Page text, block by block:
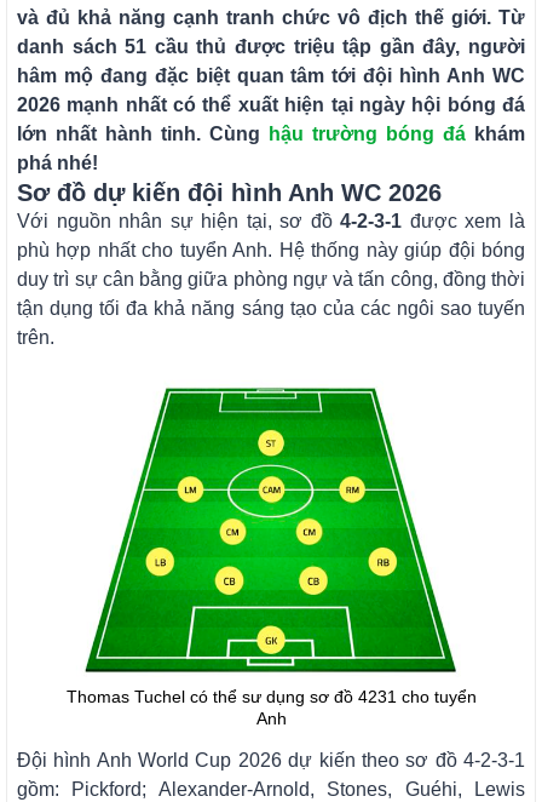
và đủ khả năng cạnh tranh chức vô địch thế giới. Từ
danh sách 51 cầu thủ được triệu tập gần đây, người
hâm mộ đang đặc biệt quan tâm tới đội hình Anh WC
2026 mạnh nhất có thể xuất hiện tại ngày hội bóng đá
lớn nhất hành tinh. Cùng
hậu trường bóng đá khám
phá nhé!
Sơ đồ dự kiến đội hình Anh WC 2026
Với nguồn nhân sự hiện tại, sơ đồ4-2-3-1 được xem là
phù hợp nhất cho tuyển Anh. Hệ thống này giúp đội bóng
duy trì sự cân bằng giữa phòng ngự và tấn công, đồng thời
tận dụng tối đa khả năng sáng tạo của các ngôi sao tuyến
trên.
Thomas Tuchel có thể sư dụng sơ đồ 4231 cho tuyển
Anh
Đội hình Anh World Cup 2026 dự kiến theo sơ đồ 4-2-3-1
gồm: Pickford; Alexander-Arnold, Stones, Guéhi, Lewis